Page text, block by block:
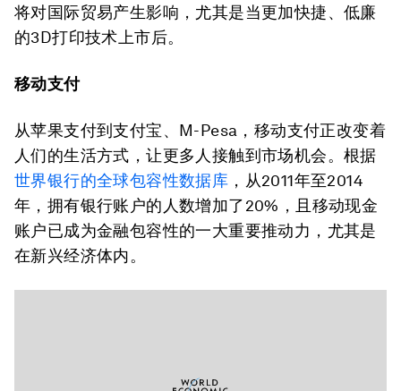
将对国际贸易产生影响，尤其是当更加快捷、低廉
的3D打印技术上市后。
移动支付
从苹果支付到支付宝、M-Pesa，移动支付正改变着
人们的生活方式，让更多人接触到市场机会。根据
世界银行的全球包容性数据库 ，从2011年至2014
年，拥有银行账户的人数增加了20%，且移动现金
账户已成为金融包容性的一大重要推动力，尤其是
在新兴经济体内。